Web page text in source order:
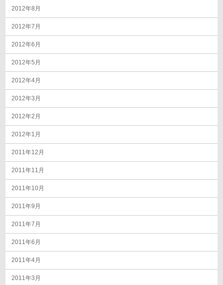
2012年8月
2012年7月
2012年6月
2012年5月
2012年4月
2012年3月
2012年2月
2012年1月
2011年12月
2011年11月
2011年10月
2011年9月
2011年7月
2011年6月
2011年4月
2011年3月